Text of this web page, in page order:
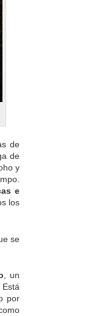
de
de
y
e
los
se
, un
por